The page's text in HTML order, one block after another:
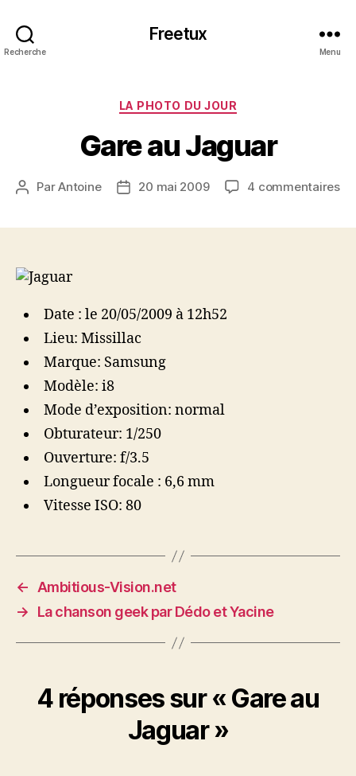
Recherche
Freetux
Menu
Catégories
LA PHOTO DU JOUR
Gare au Jaguar
Auteur
ParAntoine
Date20 mai 2009 4 commentaires
Date : le 20/05/2009 à 12h52
Lieu: Missillac
Marque: Samsung
Modèle: i8
Mode d’exposition: normal
Obturateur: 1/250
Ouverture: f/3.5
Longueur focale : 6,6 mm
Vitesse ISO: 80
←
Ambitious-Vision.net
→
La chanson geek par Dédo et Yacine
4 réponses sur « Gare au
Jaguar »